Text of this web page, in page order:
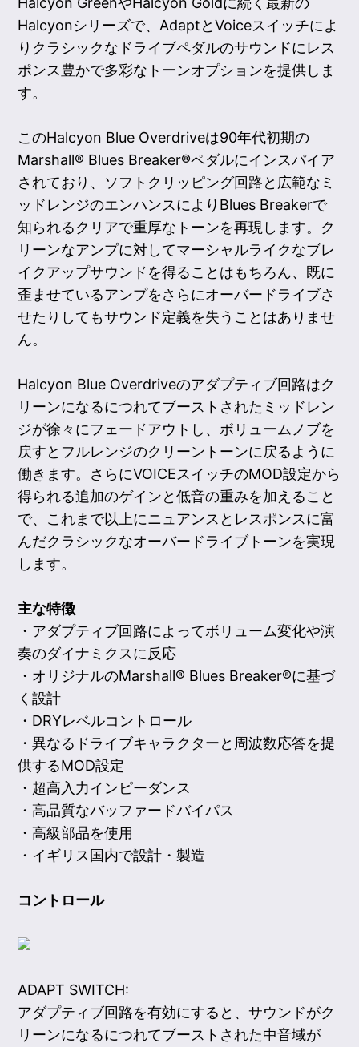
Halcyonシリーズで、AdaptとVoiceスイッチによ
りクラシックなドライブペダルのサウンドにレス
ポンス豊かで多彩なトーンオプションを提供しま
す。
このHalcyon Blue Overdriveは90年代初期の
Marshall® Blues Breaker®ペダルにインスパイア
されており、ソフトクリッピング回路と広範なミ
ッドレンジのエンハンスによりBlues Breakerで
知られるクリアで重厚なトーンを再現します。ク
リーンなアンプに対してマーシャルライクなブレ
イクアップサウンドを得ることはもちろん、既に
歪ませているアンプをさらにオーバードライブさ
せたりしてもサウンド定義を失うことはありませ
ん。
Halcyon Blue Overdriveのアダプティブ回路はク
リーンになるにつれてブーストされたミッドレン
ジが徐々にフェードアウトし、ボリュームノブを
戻すとフルレンジのクリーントーンに戻るように
働きます。さらにVOICEスイッチのMOD設定から
得られる追加のゲインと低音の重みを加えること
で、これまで以上にニュアンスとレスポンスに富
んだクラシックなオーバードライブトーンを実現
します。
主な特徴
・アダプティブ回路によってボリューム変化や演
奏のダイナミクスに反応
・オリジナルのMarshall® Blues Breaker®に基づ
く設計
・DRYレベルコントロール
・異なるドライブキャラクターと周波数応答を提
供するMOD設定
・超高入力インピーダンス
・高品質なバッファードバイパス
・高級部品を使用
・イギリス国内で設計・製造
コントロール
ADAPT SWITCH:
アダプティブ回路を有効にすると、サウンドがク
リーンになるにつれてブーストされた中音域が